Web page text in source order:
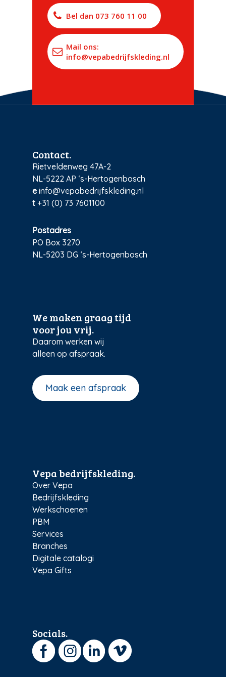
Bel dan 073 760 11 00
Mail ons:
info@vepabedrijfskleding.nl
Contact.
Rietveldenweg 47A-2
NL-5222 AP ‘s-Hertogenbosch
e info@vepabedrijfskleding.nl
t +31 (0) 73 7601100
Postadres
PO Box 3270
NL-5203 DG ‘s-Hertogenbosch
We maken graag tijd
voor jou vrij.
Daarom werken wij
alleen op afspraak.
Maak een afspraak
Vepa bedrijfskleding.
Over Vepa
Bedrijfskleding
Werkschoenen
PBM
Services
Branches
Digitale catalogi
Vepa Gifts
Socials.